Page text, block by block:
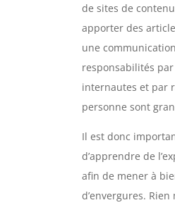
de sites de
apporter des
une
responsabilités
internautes et par
personne sont
Il est donc
d’apprendre de
afin de mener à
d’envergures. Rien